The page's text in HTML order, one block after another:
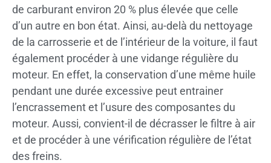
de carburant environ 20 % plus élevée que celle
d’un autre en bon état. Ainsi, au-delà du nettoyage
de la carrosserie et de l’intérieur de la voiture, il faut
également procéder à une vidange régulière du
moteur. En effet, la conservation d’une même huile
pendant une durée excessive peut entrainer
l’encrassement et l’usure des composantes du
moteur. Aussi, convient-il de décrasser le filtre à air
et de procéder à une vérification régulière de l’état
des freins.